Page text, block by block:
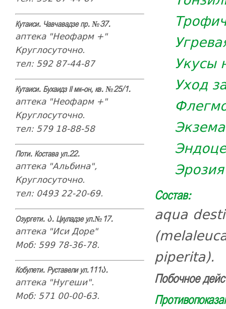
Кутаиси. Чавчавадзе пр. №37.
аптека "Неофарм +"
Круглосуточно.
тел: 592 87-44-87
Кутаиси. Бухаидз II мк-он, кв. №25/1.
аптека "Неофарм +"
Круглосуточно.
тел: 579 18-88-58
Поти. Костава ул.22.
аптека "Альбина",
Круглосуточно.
тел: 0493 22-20-69.
Озургети. ა. Цкуладзе ул.№17.
аптека "Иси Доре"
Моб: 599 78-36-78.
Кобулети. Руставели ул.111ა.
аптека "Нугеши".
Моб: 571 00-00-63.
Укусы
Уход
Состав:
aqua
piperita).
Побочное